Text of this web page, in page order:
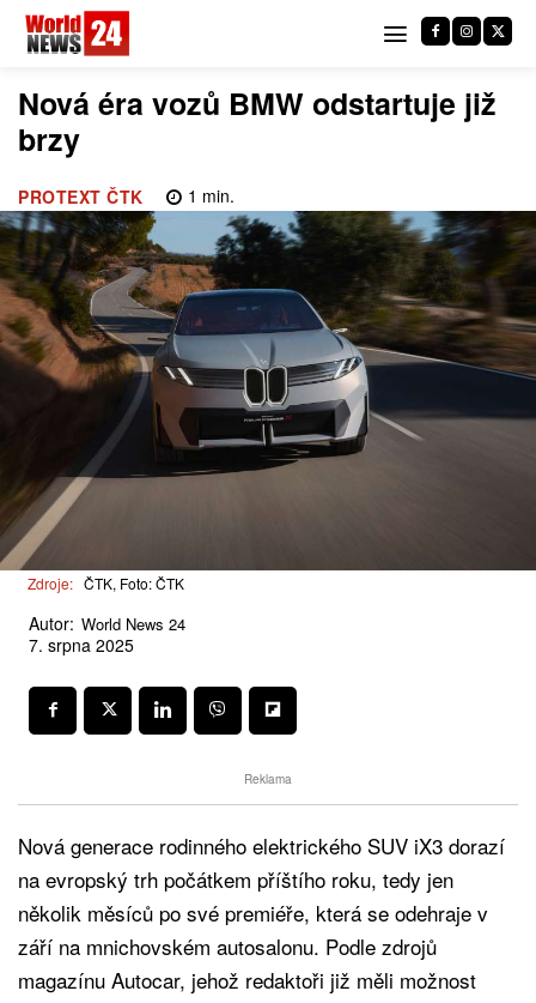
Nová éra vozů BMW odstartuje již
brzy
PROTEXT ČTK 1 min.
Zdroje: ČTK, Foto: ČTK
Autor: World News 24
7. srpna 2025
Reklama
Nová generace rodinného elektrického SUV iX3 dorazí
na evropský trh počátkem příštího roku, tedy jen
několik měsíců po své premiéře, která se odehraje v
září na mnichovském autosalonu. Podle zdrojů
magazínu Autocar, jehož redaktoři již měli možnost